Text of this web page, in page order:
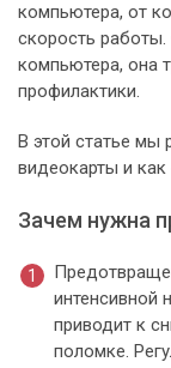
компьютера, от
скорость
компьютера, она
профилактики.
В этой статье мы
видеокарты и как
Зачем нужна
интенсивной
приводит к
поломке.